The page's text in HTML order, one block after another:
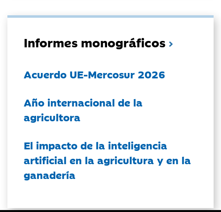
Informes monográficos
Acuerdo UE-Mercosur 2026
Año internacional de la
agricultora
El impacto de la inteligencia
artificial en la agricultura y en la
ganadería